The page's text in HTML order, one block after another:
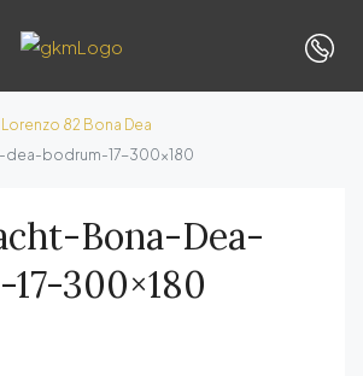
82 Bona Dea
bodrum-17-300×180
Bona-Dea-
300×180